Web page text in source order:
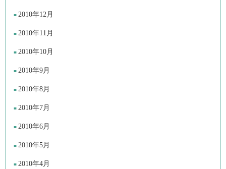
2010年12月
2010年11月
2010年10月
2010年9月
2010年8月
2010年7月
2010年6月
2010年5月
2010年4月